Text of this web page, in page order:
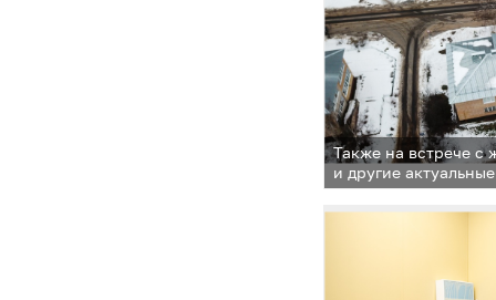
Также на встрече с
и другие
пункта